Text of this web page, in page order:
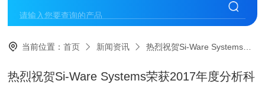
当前位置：首页 新闻资讯 热烈祝贺Si-Ware Systems荣获2017年度分析科学家创新奖
热烈祝贺Si-Ware Systems荣获2017年度分析科